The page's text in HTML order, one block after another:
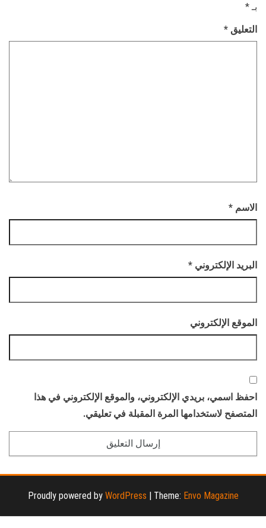
بـ*
التعليق *
الاسم *
البريد الإلكتروني *
الموقع الإلكتروني
احفظ اسمي، بريدي الإلكتروني، والموقع الإلكتروني في هذا
المتصفح لاستخدامها المرة المقبلة في تعليقي.
Proudly powered by WordPress | Theme: Envo Magazine